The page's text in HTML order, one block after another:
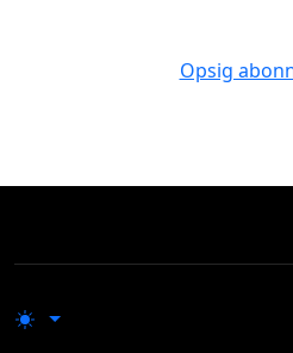
Opsig